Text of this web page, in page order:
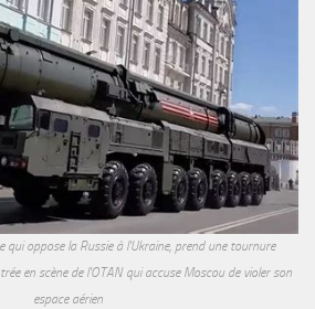
qui oppose la Russie à l'Ukraine, prend une tournure
en scène de l'OTAN qui accuse Moscou de violer son
espace aérien